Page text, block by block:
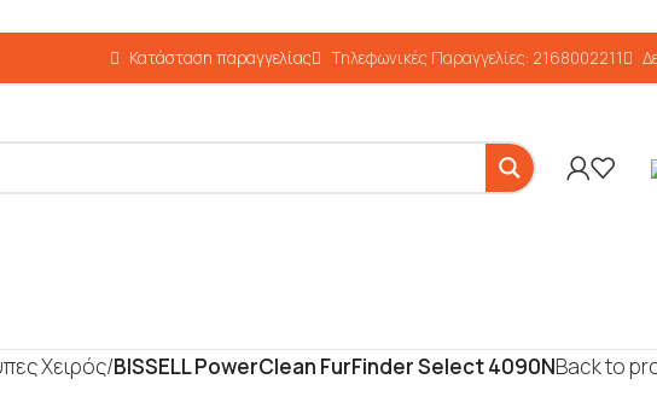
Κατάσταση παραγγελίας Τηλεφωνικές Παραγγελίες: 2168002211
Χειρός/BISSELL PowerClean FurFinder Select 4090NBack to